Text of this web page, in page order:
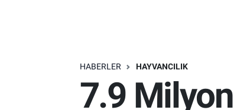
HABERLER HAYVANCILIK
7.9 Milyon